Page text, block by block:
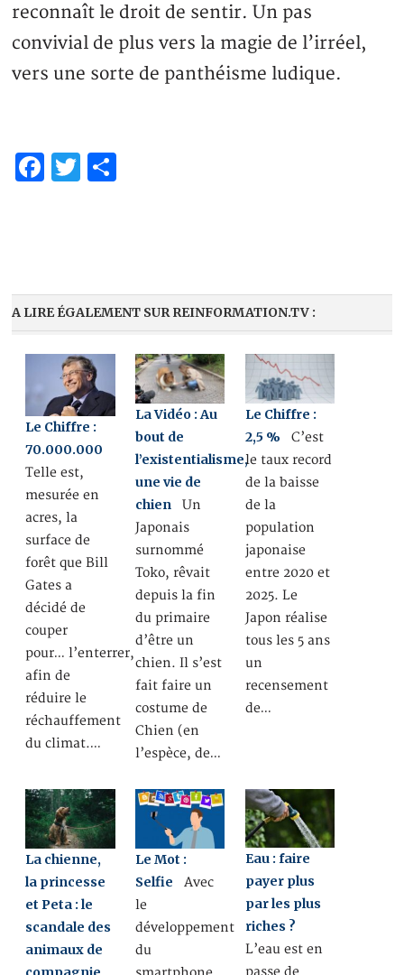
reconnaît le droit de sentir. Un pas
convivial de plus vers la magie de l’irréel,
vers une sorte de panthéisme ludique.
Facebook
Twitter
A LIRE ÉGALEMENT SUR REINFORMATION.TV :
Le Chiffre :
70.000.000
Telle est,
mesurée en
acres, la
surface de
forêt que Bill
Gates a
décidé de
couper
pour… l’enterrer,
afin de
réduire le
réchauffement
du climat.…
La Vidéo : Au
bout de
l’existentialisme,
une vie de
chien Un
Japonais
surnommé
Toko, rêvait
depuis la fin
du primaire
d’être un
chien. Il s’est
fait faire un
costume de
Chien (en
l’espèce, de…
Le Chiffre :
2,5 % C’est
le taux record
de la baisse
de la
population
japonaise
entre 2020 et
2025. Le
Japon réalise
tous les 5 ans
un
recensement
de…
La chienne,
la princesse
et Peta : le
scandale des
animaux de
Le Mot :
Selfie Avec
le
développement
du
Eau : faire
payer plus
par les plus
riches ?
L’eau est en